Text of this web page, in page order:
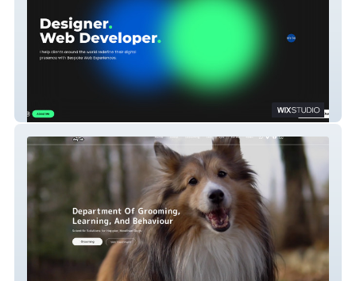
The Design Don